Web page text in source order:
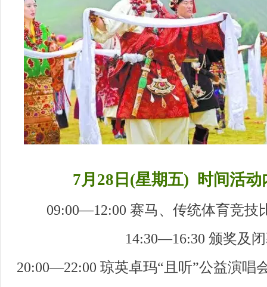
7月28日(星期五) 时间活动
09:00—12:00 赛马、传统体育竞技
14:30—16:30 颁奖及
20:00—22:00 琼英卓玛“且听”公益演唱